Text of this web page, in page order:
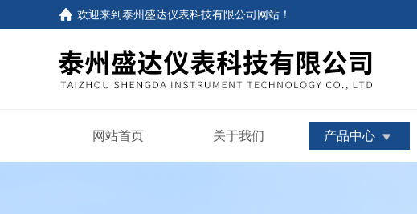
欢迎来到泰州盛达仪表科技有限公司网站 ！
网站首页 关于我们 产品中心